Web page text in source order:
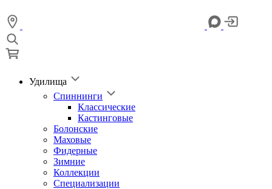
Удилища
Спиннинги
Классические
Кастинговые
Болонские
Маховые
Фидерные
Зимние
Коллекции
Специализации